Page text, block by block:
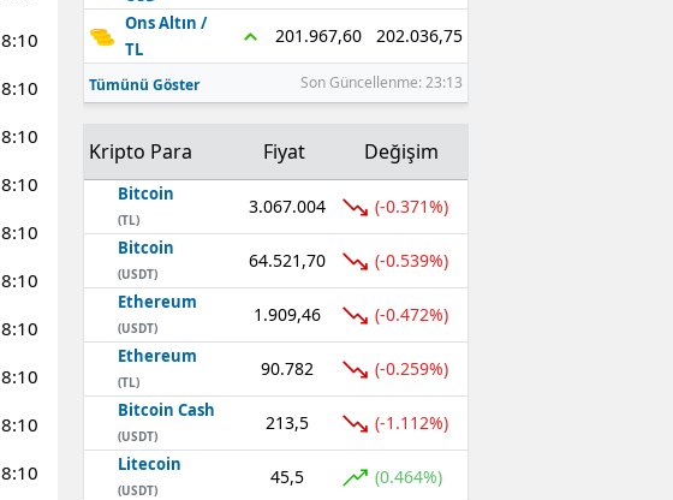
Ons Altın /
TL
201.967,60 202.036,75
Tümünü Göster Son Güncellenme: 23:13
Kripto Para Fiyat Değişim
Bitcoin
(TL)
3.067.004 (-0.371%)
Bitcoin
(USDT)
64.521,70 (-0.539%)
Ethereum
(USDT)
1.909,46 (-0.472%)
Ethereum
(TL)
90.782 (-0.259%)
Bitcoin Cash
(USDT)
213,5 (-1.112%)
Litecoin
(USDT)
45,5 (0.464%)